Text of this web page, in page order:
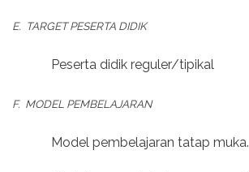
E. TARGET PESERTA DIDIK
Peserta didik reguler/tipikal
F. MODEL PEMBELAJARAN
Model pembelajaran tatap muka.